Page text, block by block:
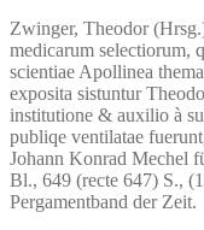
Zwinger, Theodor
medicarum selectiorum,
scientiae Apollinea
exposita sistuntur
institutione & auxilio à
publiqe ventilatae
Johann Konrad Mechel
Bl., 649 (recte 647) S.,
Pergamentband der Zeit.